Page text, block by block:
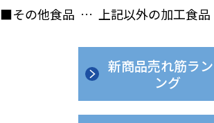
■その他食品 … 上記以外の加工食品
新商品売れ筋ラ
ング